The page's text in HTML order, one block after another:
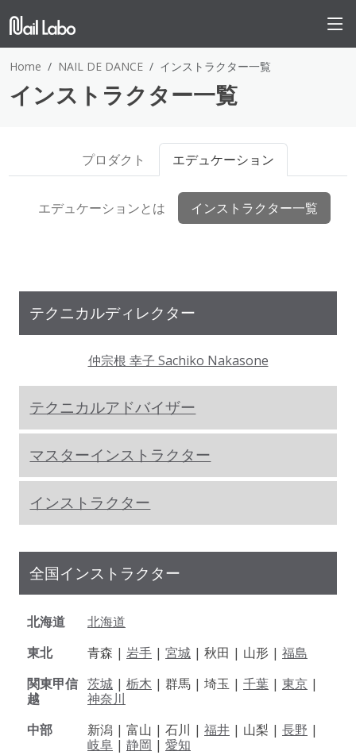
Home NAIL DE DANCE インストラクター一覧
インストラクター一覧
プロダクト エデュケーション
エデュケーションとは インストラクター一覧
テクニカルディレクター
仲宗根 幸子 Sachiko Nakasone
テクニカルアドバイザー
マスターインストラクター
インストラクター
全国インストラクター
北海道
北海道
東北
青森 | 岩手 | 宮城 | 秋田 | 山形 | 福島
関東甲信
越
茨城 | 栃木 | 群馬 | 埼玉 | 千葉 | 東京 |
神奈川
中部
新潟 | 富山 | 石川 | 福井 | 山梨 | 長野 |
岐阜 | 静岡 | 愛知